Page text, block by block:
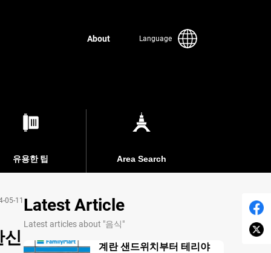
About Language
유용한 팁 Area Search
05-11 Latest Article
Latest articles about "음식"
계란 샌드위치부터 테리야